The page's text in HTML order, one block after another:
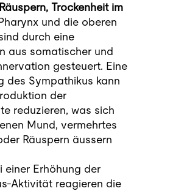
Trockenheit im
und die oberen
durch eine
aus somatischer und
gesteuert. Eine
des Sympathikus kann
der
reduzieren, was sich
Mund, vermehrtes
Räuspern äussern
einer Erhöhung der
Aktivität reagieren die